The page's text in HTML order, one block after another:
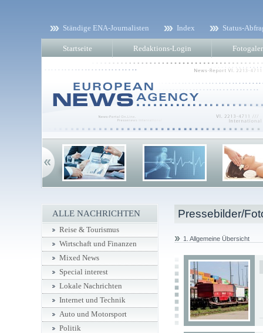
Ständige ENA-Journalisten Index Status-
Startseite Redaktions-Login
Pressebilder/
1. Allgemeine Übersicht
ALLE NACHRICHTEN
Reise & Tourismus
Wirtschaft und Finanzen
Mixed News
Special interest
Lokale Nachrichten
Internet und Technik
Auto und Motorsport
Politik